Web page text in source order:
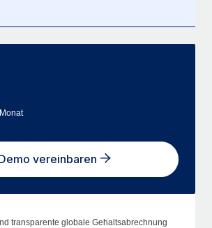
vereinbaren
transparente globale Gehaltsabrechnung